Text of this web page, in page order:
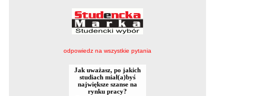
odpowiedz na wszystkie pytania